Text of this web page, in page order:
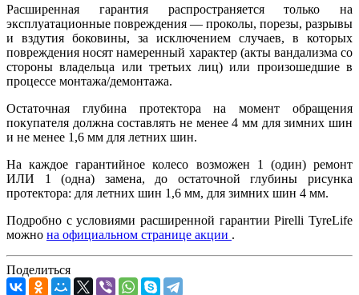
Расширенная гарантия распространяется только на
эксплуатационные повреждения — проколы, порезы, разрывы
и вздутия боковины, за исключением случаев, в которых
повреждения носят намеренный характер (акты вандализма со
стороны владельца или третьих лиц) или произошедшие в
процессе монтажа/демонтажа.
Остаточная глубина протектора на момент обращения
покупателя должна составлять не менее 4 мм для зимних шин
и не менее 1,6 мм для летних шин.
На каждое гарантийное колесо возможен 1 (один) ремонт
ИЛИ 1 (одна) замена, до остаточной глубины рисунка
протектора: для летних шин 1,6 мм, для зимних шин 4 мм.
Подробно с условиями расширенной гарантии Pirelli TyreLife
можно на официальном странице акции .
Поделиться